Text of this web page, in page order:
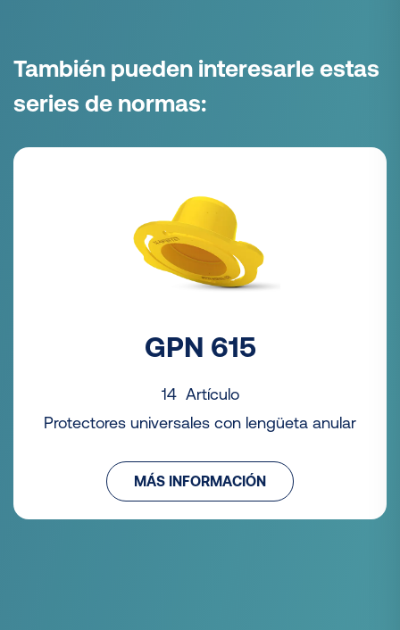
También pueden interesarle estas
series de normas:
GPN 615
14 Artículo
Protectores universales con lengüeta anular
MÁS INFORMACIÓN